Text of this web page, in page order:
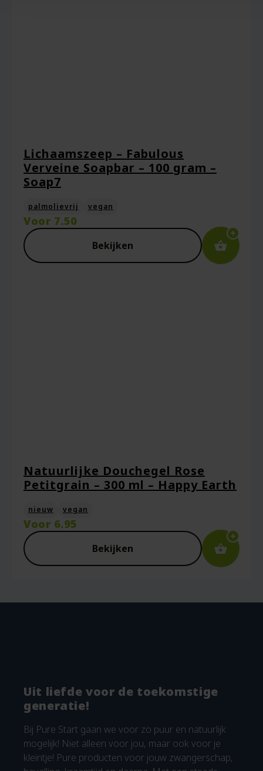
Lichaamszeep – Fabulous
Verveine Soapbar – 100 gram –
Soap7
palmolievrij vegan
Voor 7.50
Bekijken
Natuurlijke Douchegel Rose
Petitgrain – 300 ml – Happy Earth
nieuw vegan
Voor 6.95
Bekijken
Uit liefde voor de toekomstige
generatie!
Bij Pure Start gaan we voor zo puur en natuurlijk
mogelijk! Niet alleen voor jou, maar ook voor je
kleintje! Pure producten voor jouw zwangerschap,